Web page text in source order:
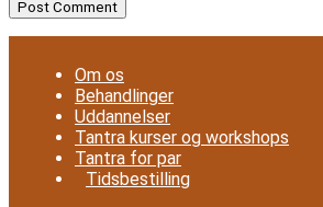
Om os
Behandlinger
Uddannelser
Tantra kurser og workshops
Tantra for par
Tidsbestilling